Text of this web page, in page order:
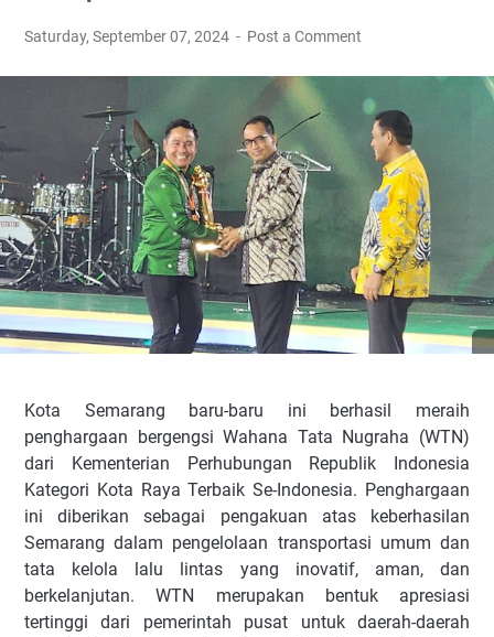
Saturday, September 07, 2024 Post a Comment
di
k
Kota Semarang baru-baru ini berhasil meraih
penghargaan bergengsi Wahana Tata Nugraha (WTN)
dari Kementerian Perhubungan Republik Indonesia
Kategori Kota Raya Terbaik Se-Indonesia. Penghargaan
ini diberikan sebagai pengakuan atas keberhasilan
Semarang dalam pengelolaan transportasi umum dan
tata kelola lalu lintas yang inovatif, aman, dan
berkelanjutan. WTN merupakan bentuk apresiasi
tertinggi dari pemerintah pusat untuk daerah-daerah